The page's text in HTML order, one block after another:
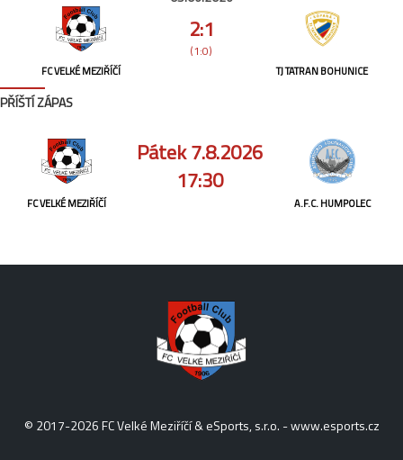
FC VELKÉ MEZIŘÍČÍ
2:1
(1:0)
TJ TATRAN BOHUNICE
PŘÍŠTÍ ZÁPAS
FC VELKÉ MEZIŘÍČÍ
Pátek 7.8.2026
17:30
A.F.C. HUMPOLEC
© 2017-2026 FC Velké Meziříčí & eSports, s.r.o. -www.esports.cz